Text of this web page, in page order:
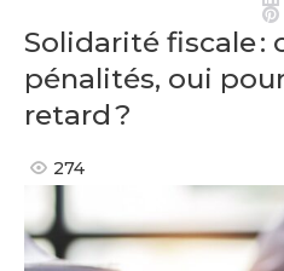
Solidarité fiscale :
pénalités, oui
retard ?
274